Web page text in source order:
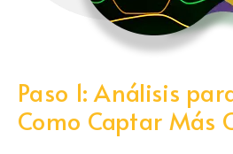
Paso 1: Análisis
Como Captar Más